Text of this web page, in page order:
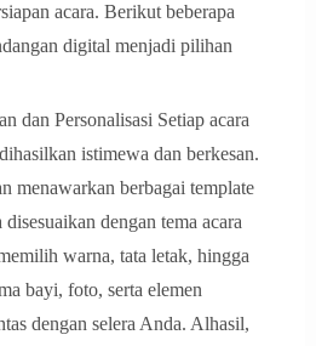
acara. Berikut beberapa
digital menjadi pilihan
dan Personalisasi Setiap acara
istimewa dan berkesan.
menawarkan berbagai template
dengan tema acara
warna, tata letak, hingga
bayi, foto, serta elemen
dengan selera Anda. Alhasil,